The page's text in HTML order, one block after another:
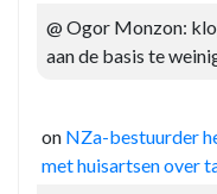
@ Ogor Monzon:
aan de basis te
on NZa-bestuurder
met huisartsen over